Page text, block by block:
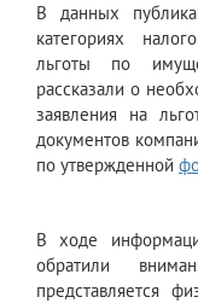
В данных
категориях
льготы по
рассказали о
заявления на
документов
по утвержденной
В ходе
обратили
представляется